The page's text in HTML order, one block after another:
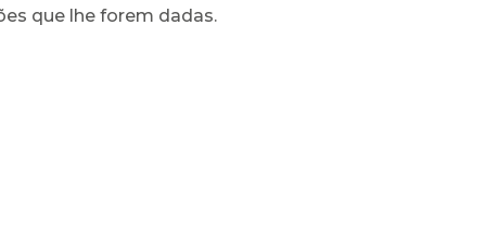
que lhe forem dadas.